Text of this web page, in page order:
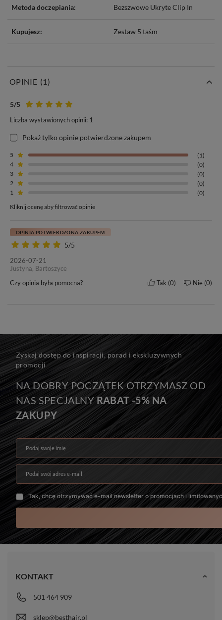
Włosy typu Bezszwowe Ukryte Clip In z serii MAGIC
bezszwowych taśmach,to jeszcze posiadająwłoski wszyte do
samego końca w taśmy
niewidoczne w
Twoich biologicznych włosach!
Nasze bezszwowe ukryte Clip In
Oprócz tego Clip Indopniesz sama bez pomocy fryzjera w zaledwie
5-6 minuti będziesz zachwycać na randce, ślubie czy innej okazji!
40 cm
90g (+/- 3%)
Metoda zakładania
Bezszwowe Ukryte Clip In
Pomoc fryzjera
Nie
Kolor włosów
#1 - Czarny
Klasa jakości
12A+
Żywotność włosów
10-20 mc.
Gwarancja produktu
Metoda doczepiania: Bezszwowe Ukryte Clip In
Kupujesz: Zestaw 5 taśm
OPINIE (1)
5/5
Liczba wystawionych opinii: 1
Pokaż tylko opinie potwierdzone zakupem
5
(1)
4
(0)
3
(0)
2
(0)
1
(0)
Kliknij ocenę aby filtrować opinie
5/5
OPINIA POTWIERDZONA ZAKUPEM
2026-07-21
Justyna, Bartoszyce
Czy opinia była pomocna?
Tak 0 Nie 0
Zyskaj dostęp do inspiracji, porad i ekskluzywnych
promocji
NA DOBRY POCZĄTEK OTRZYMASZ OD
NAS SPECJALNYRABAT -5% NA
ZAKUPY
Podaj swoje imię
Podaj swój adres e-mail
Tak, chcę otrzymywać e-mail newsletter o promocjach i
KONTAKT
501 464 909
sklep@besthair.pl